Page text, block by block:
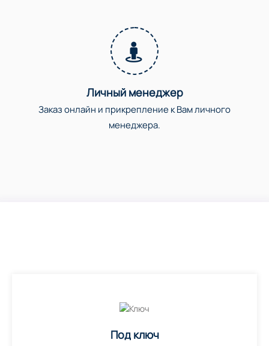
Личный менеджер
Заказ онлайн и прикрепление к Вам личного
менеджера.
Под ключ